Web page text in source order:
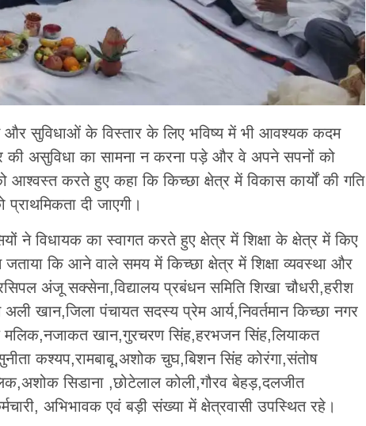
और सुविधाओं के विस्तार के लिए भविष्य में भी आवश्यक कदम
की असुविधा का सामना न करना पड़े और वे अपने सपनों को
आश्वस्त करते हुए कहा कि किच्छा क्षेत्र में विकास कार्यों की गति
दी जाएगी।
ने विधायक का स्वागत करते हुए क्षेत्र में शिक्षा के क्षेत्र में किए
जताया कि आने वाले समय में किच्छा क्षेत्र में शिक्षा व्यवस्था और
अंजू सक्सेना,विद्यालय प्रबंधन समिति शिखा चौधरी,हरीश
खान,जिला पंचायत सदस्य प्रेम आर्य,निवर्तमान किच्छा नगर
मलिक,नजाकत खान,गुरचरण सिंह,हरभजन सिंह,लियाकत
कश्यप,रामबाबू,अशोक चुघ,बिशन सिंह कोरंगा,संतोष
सिडाना ,छोटेलाल कोली,गौरव बेहड़,दलजीत
अभिभावक एवं बड़ी संख्या में क्षेत्रवासी उपस्थित रहे।